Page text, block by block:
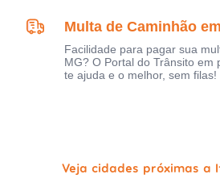
Multa de Caminhão
Facilidade para pagar sua
MG? O Portal do Trânsito em
te ajuda e o melhor, sem filas!
Veja cidades próximas a